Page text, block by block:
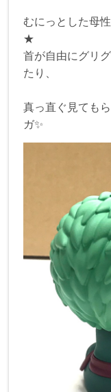
むにっとした母
★
首が自由にグリ
たり、
真っ直ぐ見ても
ガ✨